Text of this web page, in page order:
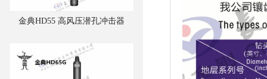
金典HD55 高风压潜孔冲击器